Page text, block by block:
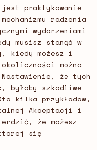
praktykowanie
radzenia
wydarzeniami
musisz stanąć w
kiedy możesz i
można
że tych
byłoby szkodliwe
kilka przykładów,
Akceptacji i
że możesz
się